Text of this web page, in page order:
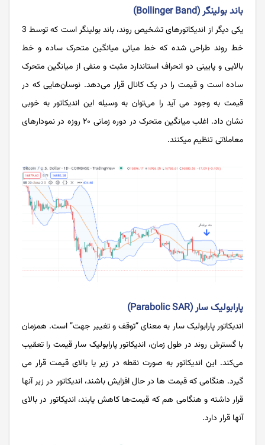
باند بولینگر (Bollinger Band)
یکی دیگر از اندیکاتور‌های تشخیص روند، باند بولینگر است که توسط 3
خط روند طراحی شده که خط میانی میانگین متحرک ساده و خط
بالایی و پایینی دو انحراف استاندارد مثبت و منفی از میانگین متحرک
ساده است و قیمت را در یک کانال قرار می‌دهد. نوسان‌هایی که در
قیمت به وجود می‌ آید را می‌توان به وسیله‌ این اندیکاتور به‌ خوبی
نشان داد. اغلب میانگین متحرک در دوره‌ زمانی ۲۰ روزه در نمودارهای
معاملاتی تنظیم میکنند.
پارابولیک سار (Parabolic SAR)
اندیکاتور پارابولیک ‌سار به معنای “توقف و تغییر جهت” است. همزمان
با گسترش روند در طول زمان، اندیکاتور پارابولیک ‌سار قیمت را تعقیب
می‌کند. این اندیکاتور به صورت نقطه در زیر یا بالای قیمت قرار می
گیرد. هنگامی که قیمت‌ ها در حال افزایش باشند، اندیکاتور در زیر آنها
قرار داشته و هنگامی هم که قیمت‌ها کاهش یابند، اندیکاتور در بالای
آنها قرار دارد.